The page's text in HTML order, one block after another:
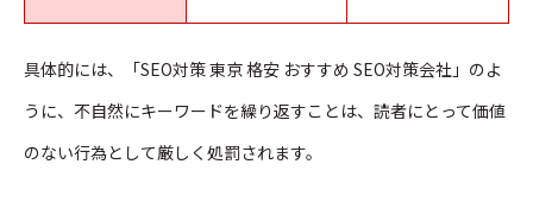
具体的には、「SEO対策 東京 格安 おすすめ SEO対策会社」のよ
うに、不自然にキーワードを繰り返すことは、読者にとって価値
のない行為として厳しく処罰されます。